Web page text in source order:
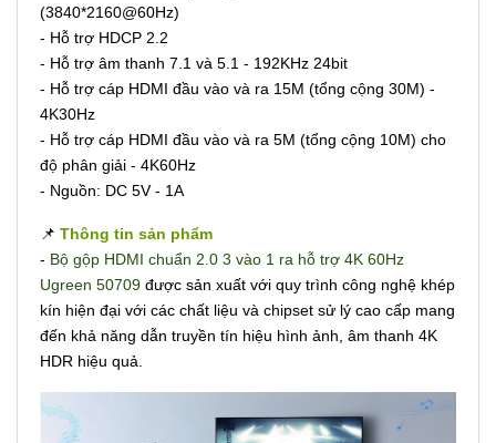
(3840*2160@60Hz)
- Hỗ trợ HDCP 2.2
- Hỗ trợ âm thanh 7.1 và 5.1 - 192KHz 24bit
- Hỗ trợ cáp HDMI đầu vào và ra 15M (tổng cộng 30M) -
4K30Hz
- Hỗ trợ cáp HDMI đầu vào và ra 5M (tổng cộng 10M) cho
độ phân giải - 4K60Hz
- Nguồn: DC 5V - 1A
📌 Thông tin sản phẩm
- Bộ gộp HDMI chuẩn 2.0 3 vào 1 ra hỗ trợ 4K 60Hz
Ugreen 50709 được sản xuất với quy trình công nghệ khép
kín hiện đại với các chất liệu và chipset sử lý cao cấp mang
đến khả năng dẫn truyền tín hiệu hình ảnh, âm thanh 4K
HDR hiệu quả.